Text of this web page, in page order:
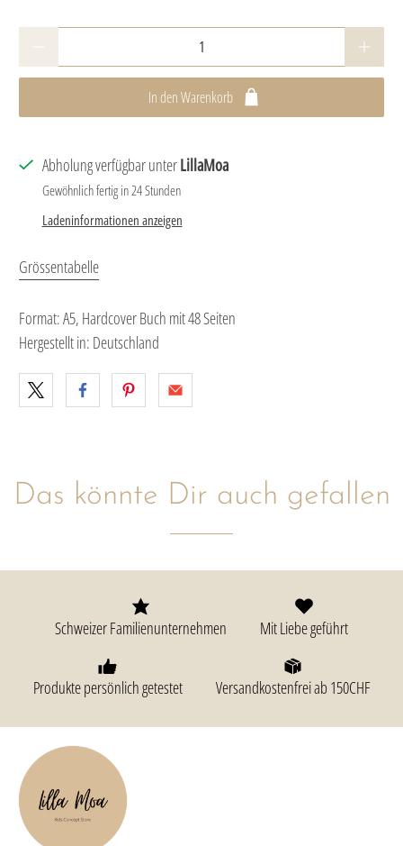
In den Warenkorb
Abholung verfügbar unterLillaMoa
Gewöhnlich fertig in 24 Stunden
Ladeninformationen anzeigen
Grössentabelle
Format: A5, Hardcover Buch mit 48 Seiten
Hergestellt in: Deutschland
Das könnte Dir auch gefallen
Schweizer Familienunternehmen Mit Liebe geführt
Produkte persönlich getestet Versandkostenfrei ab 150CHF